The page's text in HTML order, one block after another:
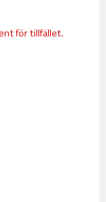
för tillfället.